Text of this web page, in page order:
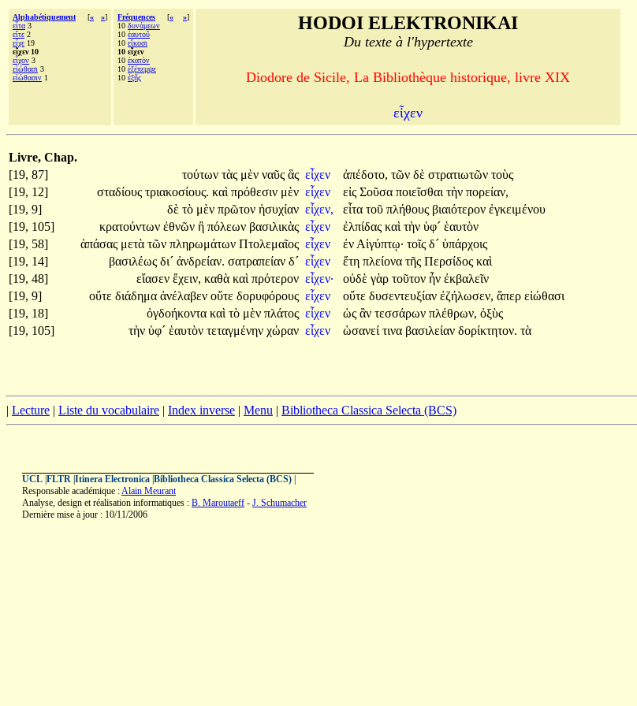
Alphabétiquement [« »]
εἶτα 3
εἴτε 2
εἶχε 19
εἶχεν 10
εἶχον 3
εἰώθασι 3
εἰώθασιν 1
Fréquences [« »]
10 δυνάμεων
10 ἑαυτοῦ
10 εἴκοσι
10 εἶχεν
10 ἑκατὸν
10 ἐξέπεμψε
10 ἑξῆς
HODOI ELEKTRONIKAI
Du texte à l'hypertexte
Diodore de Sicile, La Bibliothèque historique, livre XIX
εἶχεν
Livre, Chap.
[19, 87]
τούτων τὰς μὲν ναῦς ἃς εἶχεν ἀπέδοτο, τῶν δὲ στρατιωτῶν τοὺς
[19, 12]
σταδίους τριακοσίους. καὶ πρόθεσιν μὲν εἶχεν εἰς Σοῦσα ποιεῖσθαι τὴν πορείαν,
[19, 9]
δὲ τὸ μὲν πρῶτον ἡσυχίαν εἶχεν, εἶτα τοῦ πλήθους βιαιότερον ἐγκειμένου
[19, 105]
κρατούντων ἐθνῶν ἢ πόλεων βασιλικὰς εἶχεν ἐλπίδας καὶ τὴν ὑφ´ ἑαυτὸν
[19, 58]
ἁπάσας μετὰ τῶν πληρωμάτων Πτολεμαῖος εἶχεν ἐν Αἰγύπτῳ· τοῖς δ´ ὑπάρχοις
[19, 14]
βασιλέως δι´ ἀνδρείαν. σατραπείαν δ´ εἶχεν ἔτη πλείονα τῆς Περσίδος καὶ
[19, 48]
εἴασεν ἔχειν, καθὰ καὶ πρότερον εἶχεν· οὐδὲ γὰρ τοῦτον ἦν ἐκβαλεῖν
[19, 9]
οὔτε διάδημα ἀνέλαβεν οὔτε δορυφόρους εἶχεν οὔτε δυσεντευξίαν ἐζήλωσεν, ἅπερ εἰώθασι
[19, 18]
ὀγδοήκοντα καὶ τὸ μὲν πλάτος εἶχεν ὡς ἂν τεσσάρων πλέθρων, ὀξὺς
[19, 105]
τὴν ὑφ´ ἑαυτὸν τεταγμένην χώραν εἶχεν ὡσανεί τινα βασιλείαν δορίκτητον. τὰ
| Lecture | Liste du vocabulaire | Index inverse | Menu | Bibliotheca Classica Selecta (BCS)
UCL FLTR Itinera Electronica Bibliotheca Classica Selecta (BCS)
Responsable académique :Alain Meurant
Analyse, design et réalisation informatiques : B. Maroutaeff - J. Schumacher
Dernière mise à jour : 10/11/2006